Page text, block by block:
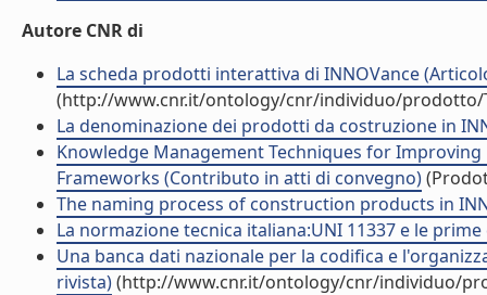
Autore CNR di
La scheda prodotti interattiva di INNOVance
(http://www.cnr.it/ontology/cnr/individuo/prodotto/
La denominazione dei prodotti da costruzione in
Knowledge Management Techniques for
Frameworks (Contributo in atti di convegno)
The naming process of construction products in
La normazione tecnica italiana:UNI 11337 e le
Una banca dati nazionale per la codifica e
rivista)(http://www.cnr.it/ontology/cnr/individuo/